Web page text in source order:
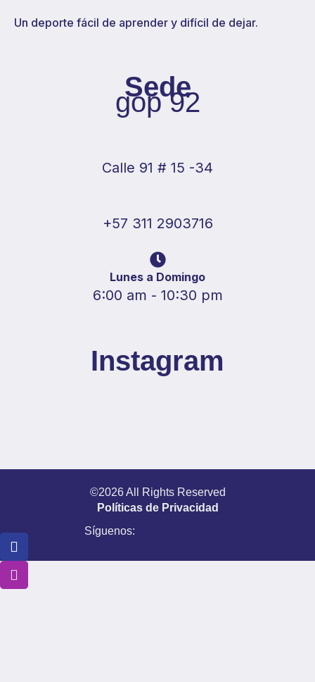
Un deporte fácil de aprender y difícil de dejar.
Sede
gop 92
Calle 91 # 15 -34
+57 311 2903716
Lunes a Domingo
6:00 am - 10:30 pm
Instagram
©2026 All Rights Reserved
Políticas de Privacidad
Síguenos: